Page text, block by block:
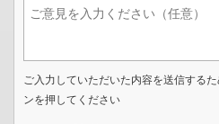
ご入力していただいた内容を送信する
ンを押してください